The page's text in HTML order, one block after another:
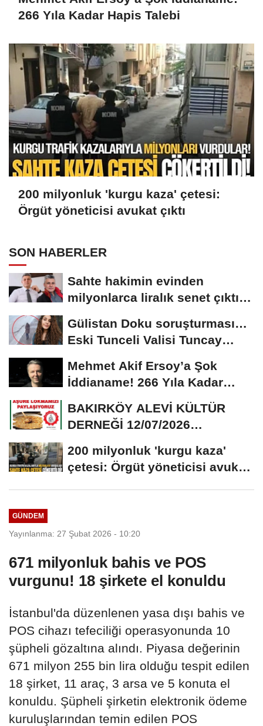
266 Yıla Kadar Hapis Talebi
200 milyonluk 'kurgu kaza' çetesi:
Örgüt yöneticisi avukat çıktı
SON HABERLER
Sahte hakimin evinden
milyonlarca liralık senet çıktı:
Gülistan Doku soruşturması…
Eski Tunceli Valisi Tuncay
Mehmet Akif Ersoy’a Şok
İddianame! 266 Yıla Kadar
Hapis Talebi
BAKIRKÖY ALEVİ KÜLTÜR
DERNEĞİ 12/07/2026
DAVETİNE...
200 milyonluk 'kurgu kaza'
çetesi: Örgüt yöneticisi avukat
GÜNDEM
Yayınlanma: 27 Şubat 2026 - 10:20
671 milyonluk bahis ve POS
vurgunu! 18 şirkete el konuldu
İstanbul'da düzenlenen yasa dışı bahis ve
POS cihazı tefeciliği operasyonunda 10
şüpheli gözaltına alındı. Piyasa değerinin
671 milyon 255 bin lira olduğu tespit edilen
18 şirket, 11 araç, 3 arsa ve 5 konuta el
konuldu. Şüpheli şirketin elektronik ödeme
kuruluşlarından temin edilen POS